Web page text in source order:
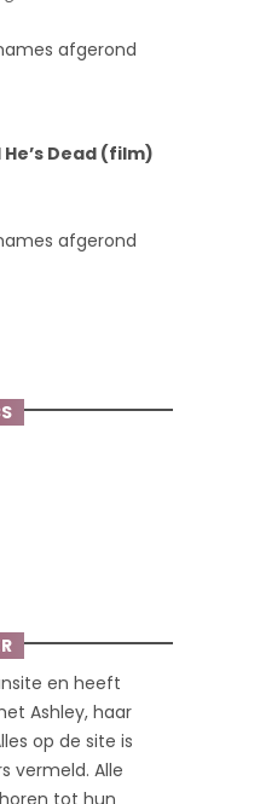
afgerond
He’s Dead (film)
afgerond
en heeft
Ashley, haar
op de site is
vermeld. Alle
tot hun